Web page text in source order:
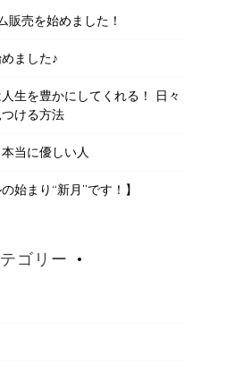
販売を始めました！
ました♪
人生を豊かにしてくれる！ 日々
ける方法
当に優しい人
始まり“新月”です！】
ゴリー